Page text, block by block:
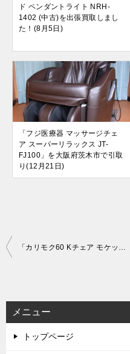
ド ペンダントライト NRH-
1402 (中古)を出張買取しまし
た！(8月5日)
「フジ医療器 マッサージチェ
ア スーパーリラックス JT-
FJ100」を大阪府茨木市で引取
り(12月21日)
投
ビ
ゲ
ー
メニュー
トップページ